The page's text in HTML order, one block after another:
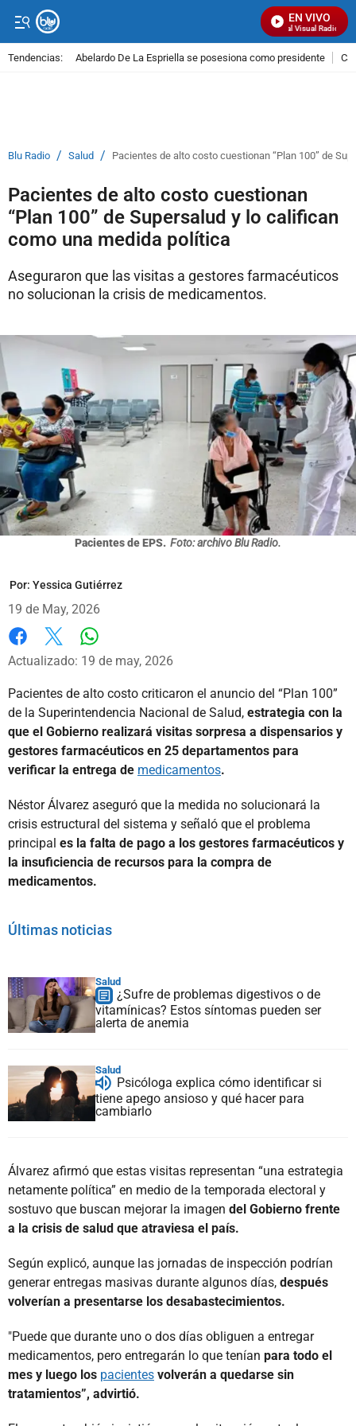
EN VIVO
Señal Visual Radio
Tendencias: Abelardo De La Espriella se posesiona como presidente
Blu Radio / Salud / Pacientes de alto costo cuestionan “Plan 100” de
Pacientes de alto costo cuestionan
“Plan 100” de Supersalud y lo califican
como una medida política
Aseguraron que las visitas a gestores farmacéuticos
no solucionan la crisis de medicamentos.
Pacientes de EPS. Foto: archivo Blu Radio.
Por: Yessica Gutiérrez
19 de May, 2026
Facebook
X
Actualizado: 19 de may, 2026
Pacientes de alto costo criticaron el anuncio del “Plan 100”
de la Superintendencia Nacional de Salud, estrategia con la
que el Gobierno realizará visitas sorpresa a dispensarios y
gestores farmacéuticos en 25 departamentos para
verificar la entrega de medicamentos.
Néstor Álvarez aseguró que la medida no solucionará la
crisis estructural del sistema y señaló que el problema
principal es la falta de pago a los gestores farmacéuticos y
la insuficiencia de recursos para la compra de
medicamentos.
Últimas noticias
Salud
¿Sufre de problemas digestivos o de
vitamínicas? Estos síntomas pueden ser
alerta de anemia
Salud
Psicóloga explica cómo identificar si
tiene apego ansioso y qué hacer para
cambiarlo
Álvarez afirmó que estas visitas representan “una estrategia
netamente política” en medio de la temporada electoral y
sostuvo que buscan mejorar la imagen del Gobierno frente
a la crisis de salud que atraviesa el país.
Según explicó, aunque las jornadas de inspección podrían
generar entregas masivas durante algunos días, después
volverían a presentarse los desabastecimientos.
"Puede que durante uno o dos días obliguen a entregar
medicamentos, pero entregarán lo que tenían para todo el
mes y luego los pacientes volverán a quedarse sin
tratamientos”, advirtió.